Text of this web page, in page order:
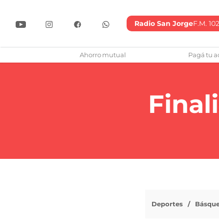
Radio San JorgeF.M.
Ahorro mutual Pagá tu
Deportes